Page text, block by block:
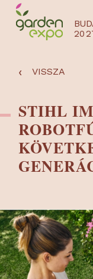
‹ VISSZA
STIHL